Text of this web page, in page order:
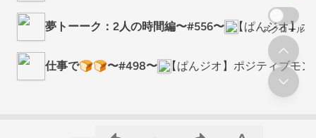
夢トーーク：2人の時間編〜#556〜 【ぱんジオ】
仕事で🍞🍞〜#498〜 【ぱんジオ】ポジティブモ
スクロール